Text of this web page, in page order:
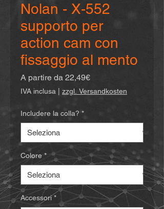
Nolan - X-552
supporto per
action cam con
fissaggio al mento
A partire da 22,49€Prezzo
scontato
IVA inclusa zzgl. Versandkosten
Includere la colla? *
Colore *
Accessori *